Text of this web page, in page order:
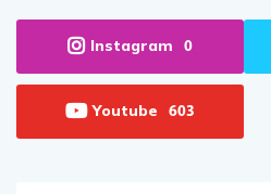
Instagram 0
Youtube 603